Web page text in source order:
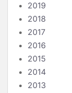
2019
2018
2017
2016
2015
2014
2013